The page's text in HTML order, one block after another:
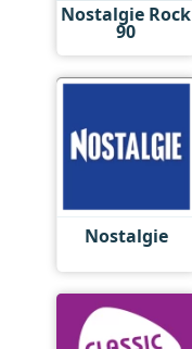
Nostalgie Rock
90
Nostalgie